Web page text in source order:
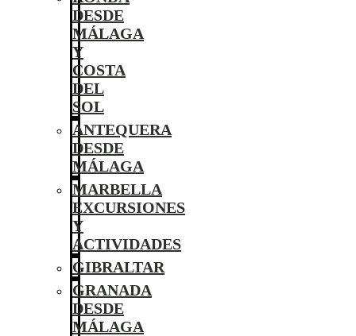
DESDE
MÁLAGA
Y
COSTA
DEL
SOL
ANTEQUERA
DESDE
MÁLAGA
MARBELLA
EXCURSIONES
Y
ACTIVIDADES
GIBRALTAR
GRANADA
DESDE
MÁLAGA